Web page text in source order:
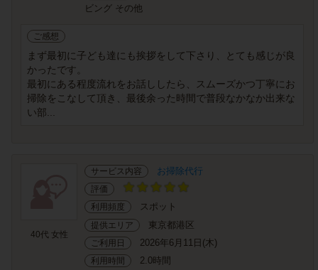
ビング その他
ご感想
まず最初に子ども達にも挨拶をして下さり、とても感じが良
かったです。
最初にある程度流れをお話ししたら、スムーズかつ丁寧にお
掃除をこなして頂き、最後余った時間で普段なかなか出来な
い部...
40代 女性
サービス内容 お掃除代行
評価
利用頻度
スポット
提供エリア 東京都港区
ご利用日 2026年6月11日(木)
利用時間 2.0時間